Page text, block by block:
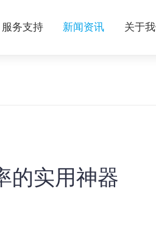
服务支持 新闻资讯 关于
的实用神器